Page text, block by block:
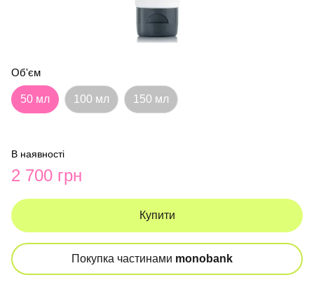
Об'єм
50 мл 100 мл 150 мл
В наявності
2 700 грн
Купити
Покупка частинами monobank